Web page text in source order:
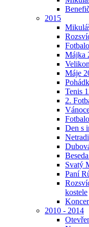
2015
Májka
Máje
Tenis
2.
Den s
Svatý
Paní
kostele
2010 - 2014